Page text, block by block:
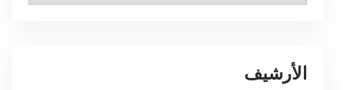
الأرشيف